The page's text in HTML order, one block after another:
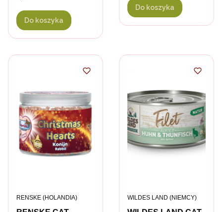
Do koszyka
Do koszyka
PRODUCENT
RENSKE (HOLANDIA) PRODUCENT
WILDES LAND (NIEMCY)